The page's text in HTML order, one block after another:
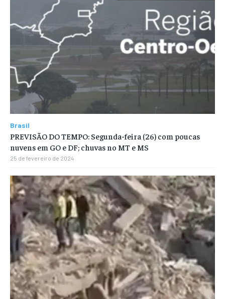
Brasil
PREVISÃO DO TEMPO: Segunda-feira (26) com poucas
nuvens em GO e DF; chuvas no MT e MS
25 de fevereiro de 2024